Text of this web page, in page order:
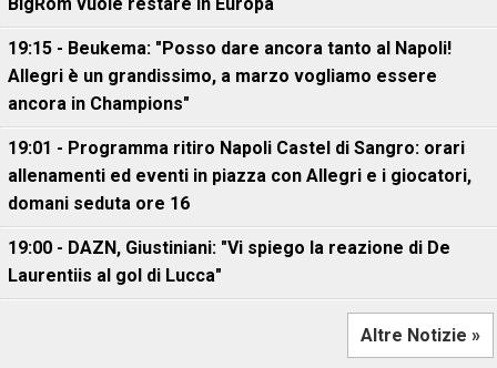
19:15 - Beukema: "Posso dare ancora tanto al Napoli!
Allegri è un grandissimo, a marzo vogliamo essere
ancora in Champions"
19:01 - Programma ritiro Napoli Castel di Sangro: orari
allenamenti ed eventi in piazza con Allegri e i giocatori,
domani seduta ore 16
19:00 - DAZN, Giustiniani: "Vi spiego la reazione di De
Laurentiis al gol di Lucca"
Altre Notizie »